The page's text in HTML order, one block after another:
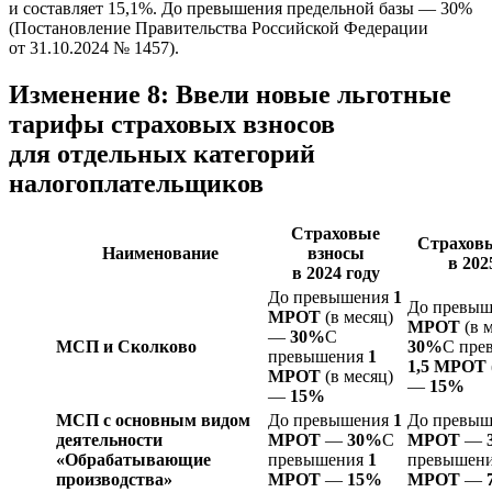
и составляет 15,1%. До превышения предельной базы — 30%
(Постановление Правительства Российской Федерации
от 31.10.2024 № 1457).
Изменение 8: Ввели новые льготные
тарифы страховых взносов
для отдельных категорий
налогоплательщиков
Наименование
Страховые
взносы
в 2024 году
в
МСП и Сколково
До превышения 1
МРОТ (в месяц)
— 30%С
превышения 1
МРОТ (в месяц)
— 15%
До
МРОТ (в
30%С
1,5 МРОТ
— 15%
МСП с основным видом
деятельности
«Обрабатывающие
производства»
До превышения 1
МРОТ — 30%С
превышения 1
МРОТ — 15%
До
МРОТ —
МРОТ —